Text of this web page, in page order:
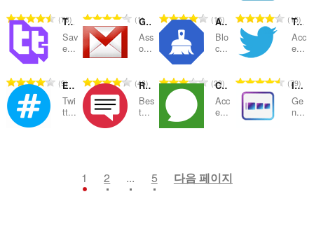
총
등
급
78
총
등
급
1
총
등
급
15
총
등
급
15
Twitch Text Emotes - temotes
Sav
e...
총
등
급
9
Gmail Compose
Ass
o...
총
등
급
46
AdBlocker for Facebook™
Blo
c...
총
등
급
29
Twitter Lite Sidebar (Unofficial)
Acc
e...
총
등
급
79
Easy Twitter™
Twi
tt...
Red Messenger for Youtube
Bes
t...
수
Chat and Meet for Hangouts
Acc
e...
급
수
Invisible Text Generator
Ge
n...
1 2 ... 5 다음 페이지